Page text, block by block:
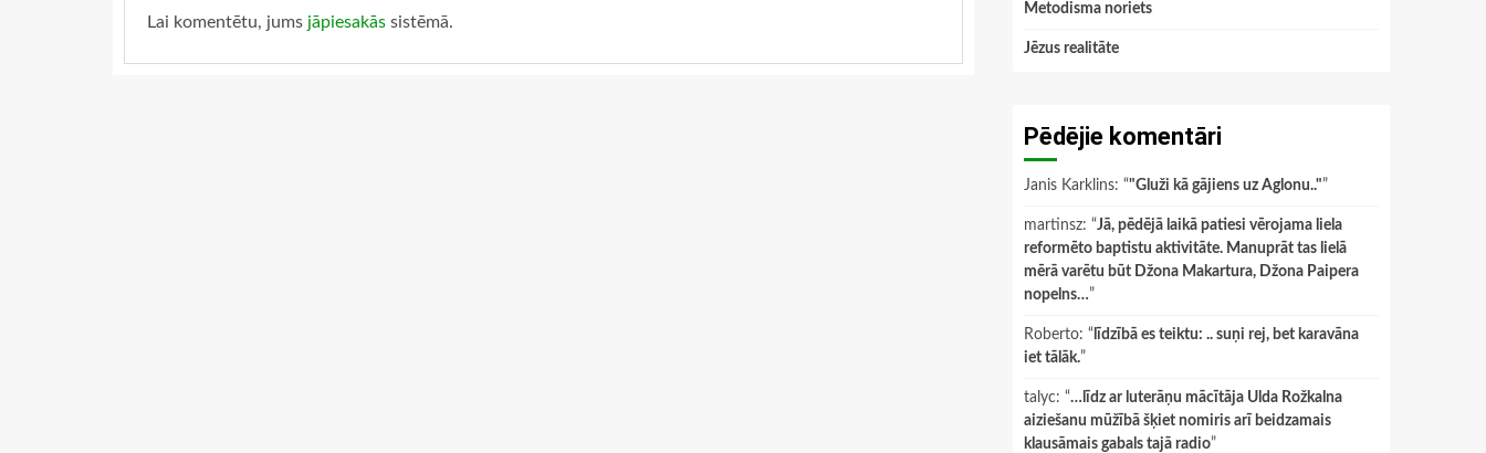
Lai komentētu, jums jāpiesakās sistēmā.
Metodisma noriets
Jēzus realitāte
Pēdējie komentāri
Janis Karklins: “"Gluži kā gājiens uz Aglonu.."”
martinsz: “Jā, pēdējā laikā patiesi vērojama liela
reformēto baptistu aktivitāte. Manuprāt tas lielā
mērā varētu būt Džona Makartura, Džona Paipera
nopelns…”
Roberto: “ līdzībā es teiktu: .. suņi rej, bet karavāna
iet tālāk.”
talyc: “…līdz ar luterāņu mācītāja Ulda Rožkalna
aiziešanu mūžībā šķiet nomiris arī beidzamais
klausāmais gabals tajā radio”